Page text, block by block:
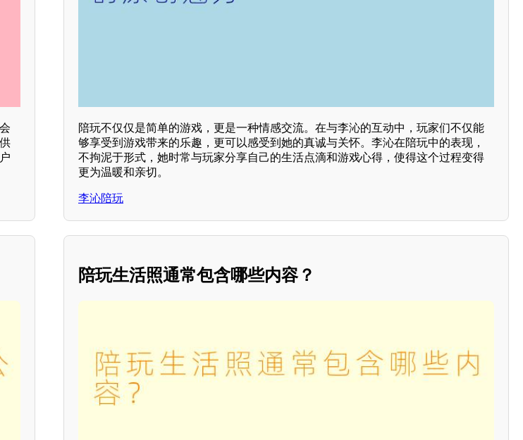
陪玩不仅仅是简单的游戏，更是一种情感交流。在与李沁的互动中，玩家们不仅能
够享受到游戏带来的乐趣，更可以感受到她的真诚与关怀。李沁在陪玩中的表现，
不拘泥于形式，她时常与玩家分享自己的生活点滴和游戏心得，使得这个过程变得
更为温暖和亲切。
李沁陪玩
陪玩生活照通常包含哪些内容？